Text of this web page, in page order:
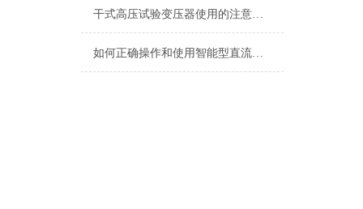
干式高压试验变压器使用的注意事项
如何正确操作和使用智能型直流高压发生器？